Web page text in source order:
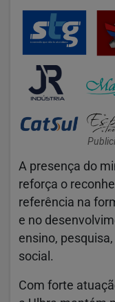
A presença do
reforça o
referência na
e no
ensino,
social.
Com forte